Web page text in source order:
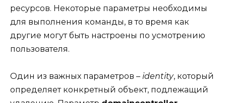
ресурсов. Некоторые параметры необходимы
для выполнения команды, в то время как
другие могут быть настроены по усмотрению
пользователя.
Один из важных параметров – identity, который
определяет конкретный объект, подлежащий